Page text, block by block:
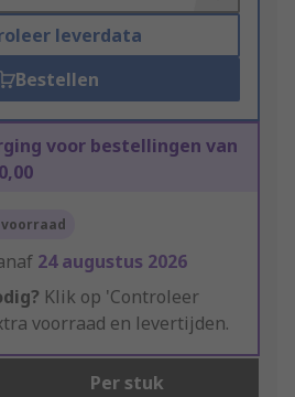
leverdata
Bestellen
voor bestellingen van
24 augustus 2026
Klik op 'Controleer
voorraad en levertijden.
Per stuk